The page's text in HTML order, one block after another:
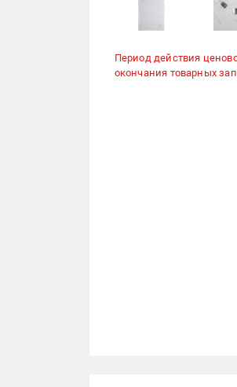
Период действия
окончания товарных